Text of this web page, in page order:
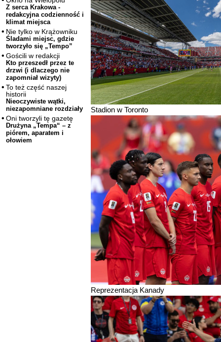
Z serca Krakowa -
redakcyjna codzienność i
klimat miejsca
Nie tylko w Krążowniku
Śladami miejsc, gdzie
tworzyło się „Tempo”
Gościli w redakcji
Kto przeszedł przez te
drzwi (i dlaczego nie
zapomniał wizyty)
To też część naszej
historii
Nieoczywiste wątki,
niezapomniane rozdziały
Oni tworzyli tę gazetę
Drużyna „Tempa“ – z
piórem, aparatem i
ołowiem
Stadion w Toronto
Reprezentacja Kanady